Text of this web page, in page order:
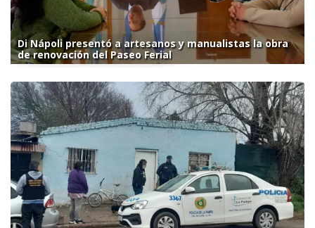
Di Nápoli presentó a artesanos y manualistas la obra
de renovación del Paseo Ferial